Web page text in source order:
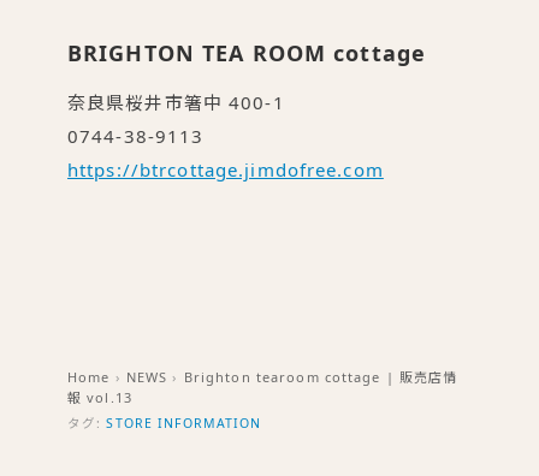
BRIGHTON TEA ROOM cottage
奈良県桜井市箸中 400-1
0744-38-9113
https://btrcottage.jimdofree.com
Home › NEWS › Brighton tearoom cottage | 販売店情
報 vol.13
タグ:STORE INFORMATION